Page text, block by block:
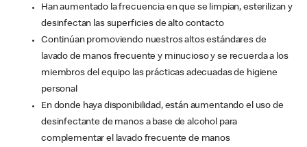
Han aumentado la frecuencia en que se limpian, esterilizan y
desinfectan las superficies de alto contacto
Continúan promoviendo nuestros altos estándares de
lavado de manos frecuente y minucioso y se recuerda a los
miembros del equipo las prácticas adecuadas de higiene
personal
En donde haya disponibilidad, están aumentando el uso de
desinfectante de manos a base de alcohol para
complementar el lavado frecuente de manos